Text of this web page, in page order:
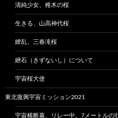
清純少女、稚木の桜
生きる、山高神代桜
繚乱、三春滝桜
紲石（きずないし）について
宇宙桜大使
東北復興宇宙ミッション2021
宇宙横断幕、リレー中。7メートルの